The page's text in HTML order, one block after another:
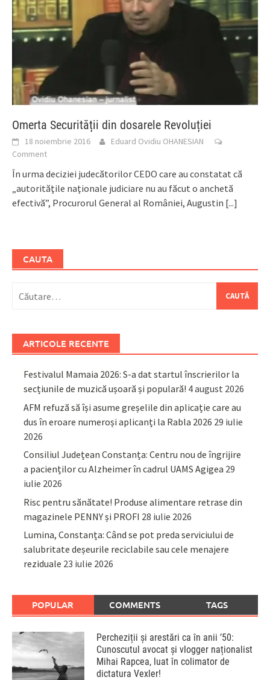
Omerta Securității din dosarele Revoluției
18 noiembrie 2016
Eduard Ovidiu OHANESIAN
Comment
În urma deciziei judecătorilor CEDO care au constatat că
„autorităţile naţionale judiciare nu au făcut o anchetă
efectivă”, Procurorul General al României, Augustin [...]
CAUTA
după:
ARTICOLE RECENTE
Festivalul Mamaia 2026: S-a dat startul înscrierilor la
secțiunile de muzică ușoară și populară! 4 august 2026
AFM refuză să își asume greșelile din aplicație care au
dus în eroare numeroși aplicanți la Rabla 2026 29 iulie
2026
Consiliul Județean Constanța: Centru nou de îngrijire
a pacienților cu Alzheimer în cadrul UAMS Agigea 29
iulie 2026
Risc pentru sănătate! Produse alimentare retrase din
magazinele PENNY și PROFI 28 iulie 2026
Lumina, Constanța: Când se pot preda serviciului de
salubritate deșeurile reciclabile sau cele menajere
reziduale 23 iulie 2026
POPULAR COMMENTS TAGS
Percheziții și arestări ca în anii ’50:
Cunoscutul avocat și vlogger naționalist
Mihai Rapcea, luat în colimator de
dictatura Vexler!